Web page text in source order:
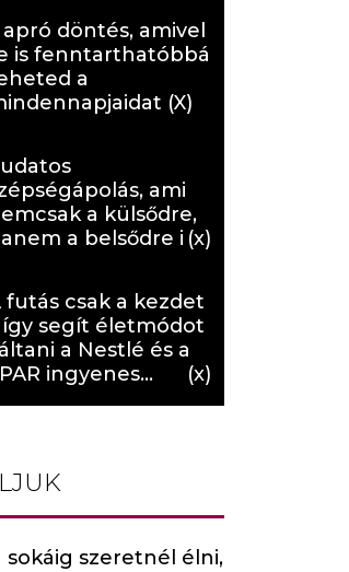
apró döntés, amivel
is fenntarthatóbbá
a
(X)
ami
a külsődre,
a belsődre is
futás csak a kezdet
így segít életmódot
a Nestlé és a
ingyenes
sokáig szeretnél élni,